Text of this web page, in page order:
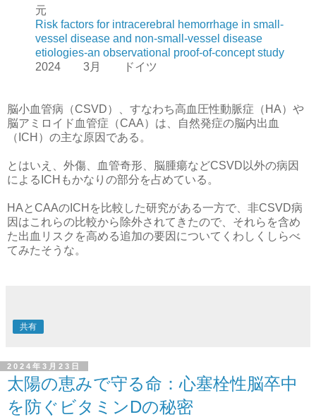
元
Risk factors for intracerebral hemorrhage in small-
vessel disease and non-small-vessel disease
etiologies-an observational proof-of-concept study
2024 3月 ドイツ
脳小血管病（CSVD）、すなわち高血圧性動脈症（HA）や
脳アミロイド血管症（CAA）は、自然発症の脳内出血
（ICH）の主な原因である。
とはいえ、外傷、血管奇形、脳腫瘍などCSVD以外の病因
によるICHもかなりの部分を占めている。
HAとCAAのICHを比較した研究がある一方で、非CSVD病
因はこれらの比較から除外されてきたので、それらを含め
た出血リスクを高める追加の要因についてくわしくしらべ
てみたそうな。
共有
2024年3月23日
太陽の恵みで守る命：心塞栓性脳卒中
を防ぐビタミンDの秘密